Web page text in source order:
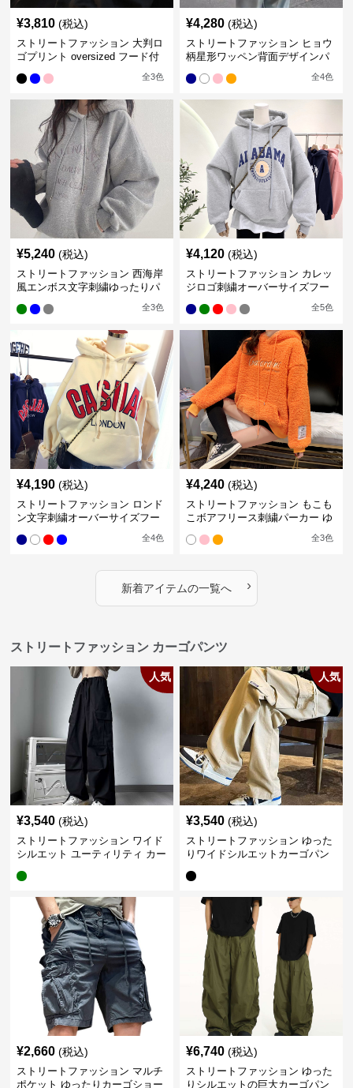
¥3,810 (税込)
ストリートファッション 大判ロ
ゴプリント oversized フード付
全3色
¥4,280 (税込)
ストリートファッション ヒョウ
柄星形ワッペン背面デザインパ
全4色
¥5,240 (税込)
ストリートファッション 西海岸
風エンボス文字刺繍ゆったりパ
全3色
¥4,120 (税込)
ストリートファッション カレッ
ジロゴ刺繍オーバーサイズフー
全5色
¥4,190 (税込)
ストリートファッション ロンド
ン文字刺繍オーバーサイズフー
全4色
¥4,240 (税込)
ストリートファッション もこも
こボアフリース刺繍パーカー ゆ
全3色
新着アイテムの一覧へ ›
ストリートファッション カーゴパンツ
人気
¥3,540 (税込)
ストリートファッション ワイド
シルエット ユーティリティ カー
人気
¥3,540 (税込)
ストリートファッション ゆった
りワイドシルエットカーゴパン
¥2,660 (税込)
ストリートファッション マルチ
ポケット ゆったりカーゴショー
¥6,740 (税込)
ストリートファッション ゆった
りシルエットの巨大カーゴパン